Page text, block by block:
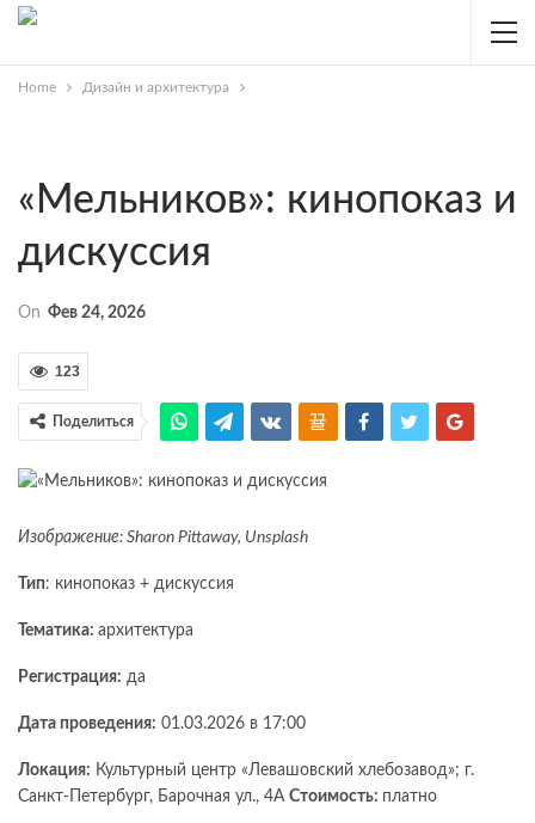
Home Дизайн и архитектура
«Мельников»: кинопоказ и
дискуссия
On Фев 24, 2026
123
Поделиться
Изображение: Sharon Pittaway, Unsplash
Тип: кинопоказ + дискуссия
Тематика: архитектура
Регистрация: да
Дата проведения: 01.03.2026 в 17:00
Локация: Культурный центр «Левашовский хлебозавод»; г.
Санкт-Петербург, Барочная ул., 4А Стоимость: платно